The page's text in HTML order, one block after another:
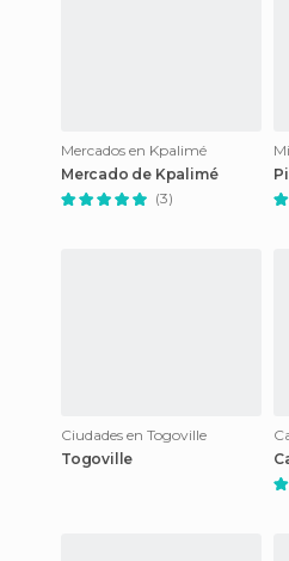
Mercados en Kpalimé
Mercado de Kpalimé
(3)
Ciudades en Togoville
Togoville